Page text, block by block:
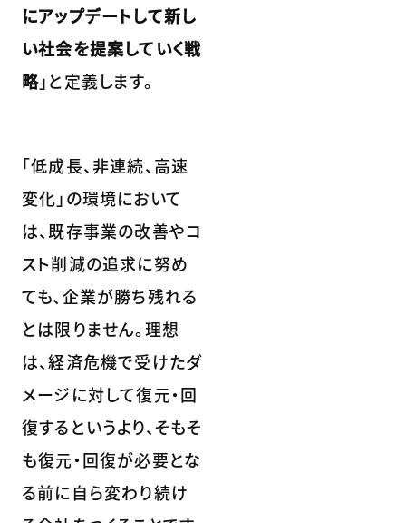
にアップデートして新し
い社会を提案していく戦
略」と定義します。
「低成長、非連続、高速
変化」の環境において
は、既存事業の改善やコ
スト削減の追求に努め
ても、企業が勝ち残れる
とは限りません。理想
は、経済危機で受けたダ
メージに対して復元・回
復するというより、そもそ
も復元・回復が必要とな
る前に自ら変わり続け